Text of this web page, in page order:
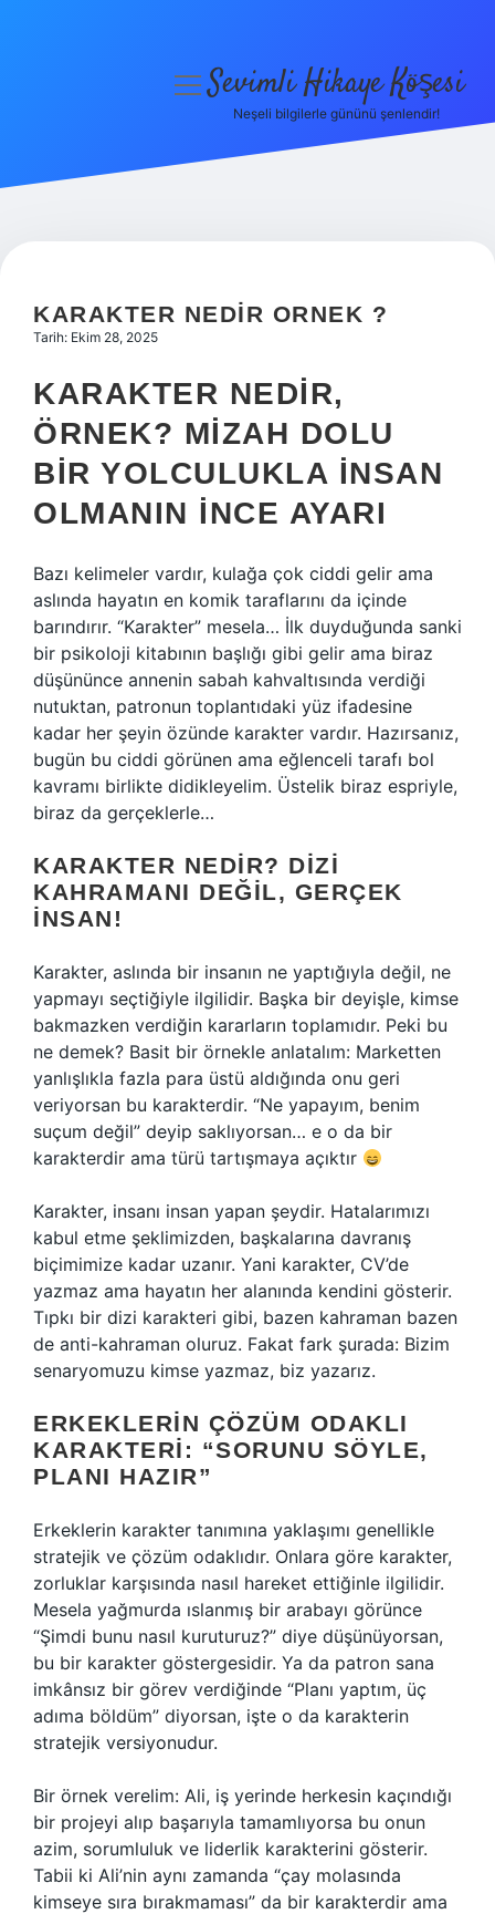
Hakkımızda
menüyüSevimli Hikaye Köşesi
Neşeli bilgilerle gününü şenlendir!
KARAKTER NEDIR ORNEK ?
Tarih: Ekim 28, 2025
KARAKTER NEDIR,
ÖRNEK? MIZAH DOLU
BIR YOLCULUKLA İNSAN
OLMANIN İNCE AYARI
Bazı kelimeler vardır, kulağa çok ciddi gelir ama
aslında hayatın en komik taraflarını da içinde
barındırır. “Karakter” mesela… İlk duyduğunda sanki
bir psikoloji kitabının başlığı gibi gelir ama biraz
düşününce annenin sabah kahvaltısında verdiği
nutuktan, patronun toplantıdaki yüz ifadesine
kadar her şeyin özünde karakter vardır. Hazırsanız,
bugün bu ciddi görünen ama eğlenceli tarafı bol
kavramı birlikte didikleyelim. Üstelik biraz espriyle,
biraz da gerçeklerle…
KARAKTER NEDIR? DIZI
KAHRAMANI DEĞIL, GERÇEK
İNSAN!
Karakter, aslında bir insanın ne yaptığıyla değil, ne
yapmayı seçtiğiyle ilgilidir. Başka bir deyişle, kimse
bakmazken verdiğin kararların toplamıdır. Peki bu
ne demek? Basit bir örnekle anlatalım: Marketten
yanlışlıkla fazla para üstü aldığında onu geri
veriyorsan bu karakterdir. “Ne yapayım, benim
suçum değil” deyip saklıyorsan… e o da bir
karakterdir ama türü tartışmaya açıktır
Karakter, insanı insan yapan şeydir. Hatalarımızı
kabul etme şeklimizden, başkalarına davranış
biçimimize kadar uzanır. Yani karakter, CV’de
yazmaz ama hayatın her alanında kendini gösterir.
Tıpkı bir dizi karakteri gibi, bazen kahraman bazen
de anti-kahraman oluruz. Fakat fark şurada: Bizim
senaryomuzu kimse yazmaz, biz yazarız.
ERKEKLERIN ÇÖZÜM ODAKLI
KARAKTERI: “SORUNU SÖYLE,
PLANI HAZIR”
Erkeklerin karakter tanımına yaklaşımı genellikle
stratejik ve çözüm odaklıdır. Onlara göre karakter,
zorluklar karşısında nasıl hareket ettiğinle ilgilidir.
Mesela yağmurda ıslanmış bir arabayı görünce
“Şimdi bunu nasıl kuruturuz?” diye düşünüyorsan,
bu bir karakter göstergesidir. Ya da patron sana
imkânsız bir görev verdiğinde “Planı yaptım, üç
adıma böldüm” diyorsan, işte o da karakterin
stratejik versiyonudur.
Bir örnek verelim: Ali, iş yerinde herkesin kaçındığı
bir projeyi alıp başarıyla tamamlıyorsa bu onun
azim, sorumluluk ve liderlik karakterini gösterir.
Tabii ki Ali’nin aynı zamanda “çay molasında
kimseye sıra bırakmaması” da bir karakterdir ama